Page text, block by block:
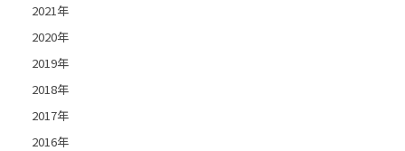
2021年
2020年
2019年
2018年
2017年
2016年